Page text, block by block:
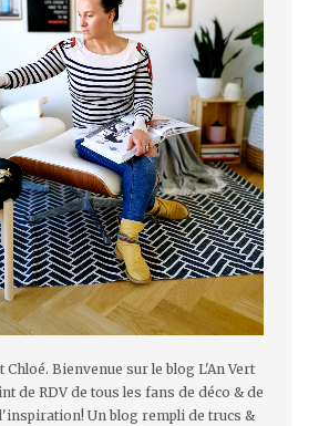
Chloé. Bienvenue sur le blog L'An Vert
de RDV de tous les fans de déco & de
Un blog rempli de trucs &